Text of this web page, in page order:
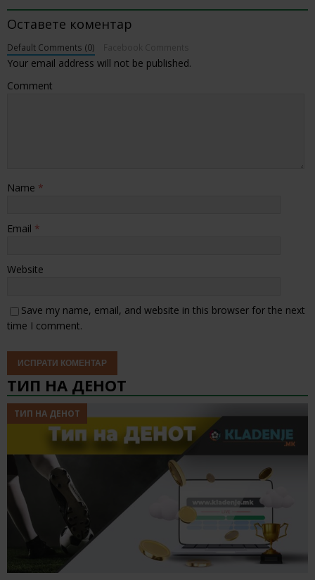
Оставете коментар
Default Comments (0)
Your email address will not be published.
Comment
Name *
Email *
Website
Save my name, email, and website in this browser for the next
time I comment.
ТИП НА ДЕНОТ
ТИП НА ДЕНОТ